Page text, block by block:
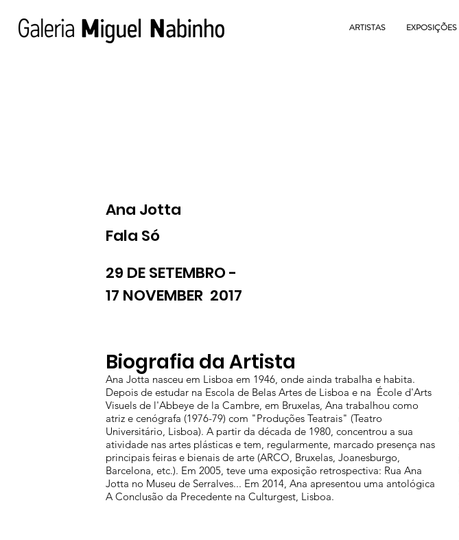
ARTISTAS EXPOSIÇÕES
Ana Jotta
Fala Só
29 DE SETEMBRO -
17 NOVEMBER 2017
Ana Jotta nasceu em Lisboa em 1946, onde ainda trabalha e habita.
Depois de estudar na Escola de Belas Artes de Lisboa e na École d'Arts
Visuels de l'Abbeye de la Cambre, em Bruxelas, Ana trabalhou como
atriz e cenógrafa (1976-79) com "Produções Teatrais" (Teatro
Universitário, Lisboa). A partir da década de 1980, concentrou a sua
atividade nas artes plásticas e tem, regularmente, marcado presença nas
principais feiras e bienais de arte (ARCO, Bruxelas, Joanesburgo,
Barcelona, etc.). Em 2005, teve uma exposição retrospectiva: Rua Ana
Jotta no Museu de Serralves... Em 2014, Ana apresentou uma antológica
A Conclusão da Precedente na Culturgest, Lisboa.
Biografia da Artista